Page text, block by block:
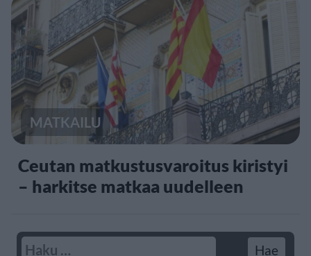
MATKAILU
Ceutan matkustusvaroitus kiristyi
– harkitse matkaa uudelleen